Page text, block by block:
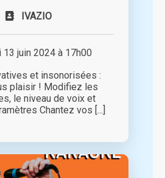
IVAZIO
13 juin 2024 à 17h00
et insonorisées :
plaisir ! Modifiez les
le niveau de voix et
Chantez vos [...]